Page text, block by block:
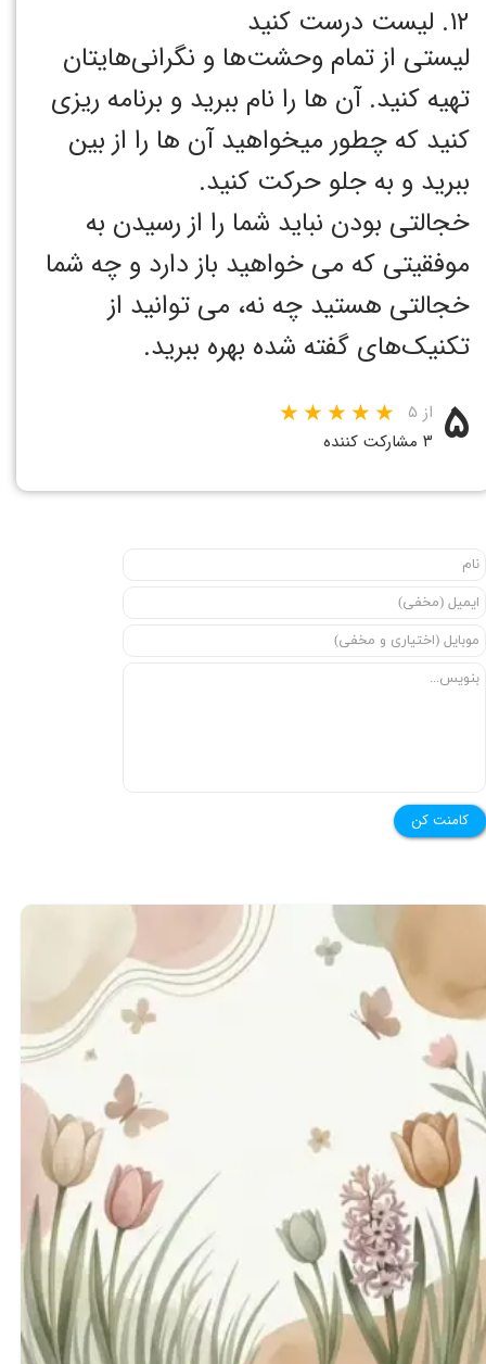
۱۲. لیست درست کنید
لیستی از تمام وحشت‌ها و نگرانی‌هایتان
تهیه کنید. آن ها را نام ببرید و برنامه ریزی
کنید که چطور میخواهید آن ها را از بین
ببرید و به جلو حرکت کنید.
خجالتی بودن نباید شما را از رسیدن به
موفقیتی که می خواهید باز دارد و چه شما
خجالتی هستید چه نه، می توانید از
تکنیک‌های گفته شده بهره ببرید.
۵ از ۵
۳ مشارکت کننده
کامنت کن